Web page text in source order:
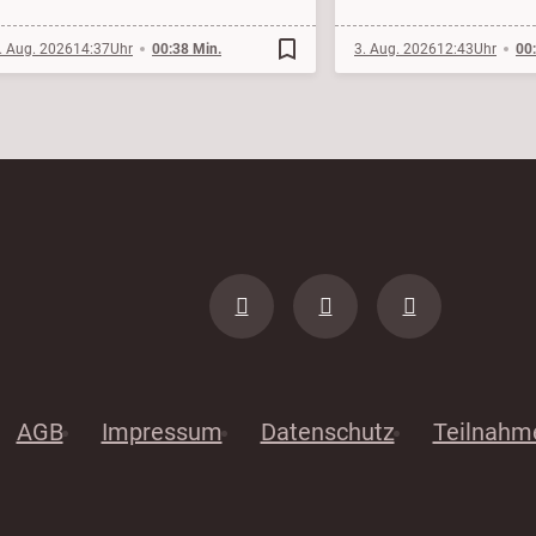
Aug. 202614:37 00:38 Min. bookmark_border 3. Aug. 202612:43
AGB Impressum Datenschutz